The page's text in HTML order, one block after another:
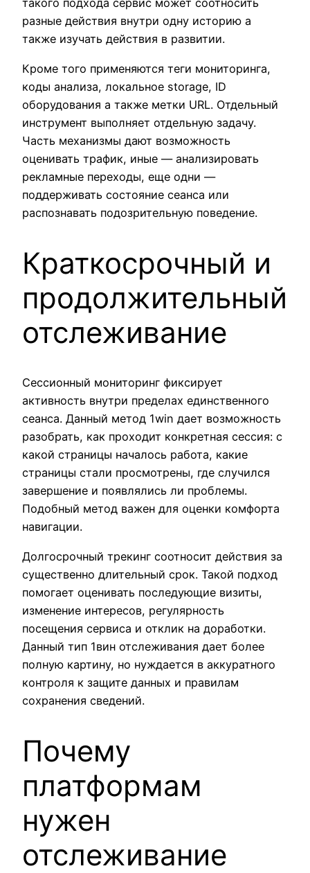
такого подхода сервис может соотносить
разные действия внутри одну историю а
также изучать действия в развитии.
Кроме того применяются теги мониторинга,
коды анализа, локальное storage, ID
оборудования а также метки URL. Отдельный
инструмент выполняет отдельную задачу.
Часть механизмы дают возможность
оценивать трафик, иные — анализировать
рекламные переходы, еще одни —
поддерживать состояние сеанса или
распознавать подозрительную поведение.
Краткосрочный и
продолжительный
отслеживание
Сессионный мониторинг фиксирует
активность внутри пределах единственного
сеанса. Данный метод 1win дает возможность
разобрать, как проходит конкретная сессия: с
какой страницы началось работа, какие
страницы стали просмотрены, где случился
завершение и появлялись ли проблемы.
Подобный метод важен для оценки комфорта
навигации.
Долгосрочный трекинг соотносит действия за
существенно длительный срок. Такой подход
помогает оценивать последующие визиты,
изменение интересов, регулярность
посещения сервиса и отклик на доработки.
Данный тип 1вин отслеживания дает более
полную картину, но нуждается в аккуратного
контроля к защите данных и правилам
сохранения сведений.
Почему
платформам
нужен
отслеживание